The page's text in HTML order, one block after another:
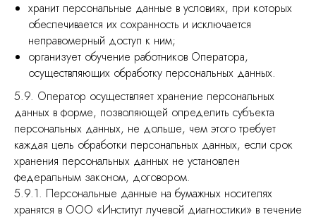
хранит персональные данные в условиях, при которых
обеспечивается их сохранность и исключается
неправомерный доступ к ним;
организует обучение работников Оператора,
осуществляющих обработку персональных данных.
5.9. Оператор осуществляет хранение персональных
данных в форме, позволяющей определить субъекта
персональных данных, не дольше, чем этого требует
каждая цель обработки персональных данных, если срок
хранения персональных данных не установлен
федеральным законом, договором.
5.9.1. Персональные данные на бумажных носителях
хранятся в ООО «Институт лучевой диагностики» в течение